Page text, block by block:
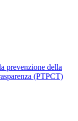
prevenzione della
(PTPCT)